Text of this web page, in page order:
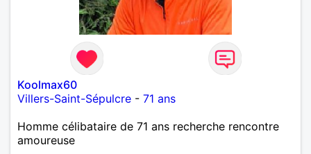
Koolmax60
Villers-Saint-Sépulcre - 71 ans
Homme célibataire de 71 ans recherche rencontre
amoureuse